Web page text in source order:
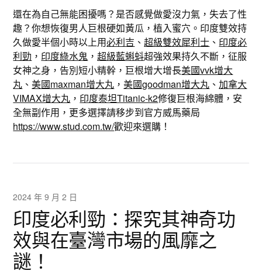
還在為自己無能困擾嗎？是否感覺做愛沒力氣，失去了性
趣？你想恢復男人巨根硬如黃瓜，植入蜜穴。印度雙效持
久做愛半個小時以上用必利吉 、超級雙效犀利士 、 印度必
利勁 ， 印度綠水鬼 ，超級藍蝌蚪超強效果持久不斷，征服
女神之身，告別短小精幹，巨根增大增長美國vvk增大
丸 、美國maxman增大丸 ，美國goodman增大丸 、加拿大
VIMAX增大丸 ， 印度泰坦Titanic-k2修復巨根海綿體，安
全無副作用，更多選擇請移步到官方威馬藥局
https://www.stud.com.tw/歡迎來選購！
2024 年 9 月 2 日
印度必利勁：探究其神奇功
效與在臺灣市場的風靡之
謎！